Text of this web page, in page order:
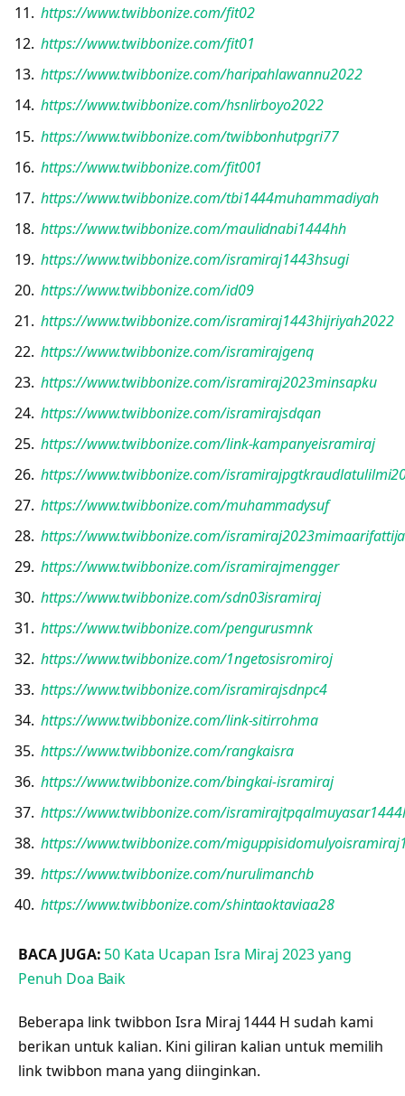
https://www.twibbonize.com/fit02
https://www.twibbonize.com/fit01
https://www.twibbonize.com/haripahlawannu2022
https://www.twibbonize.com/hsnlirboyo2022
https://www.twibbonize.com/twibbonhutpgri77
https://www.twibbonize.com/fit001
https://www.twibbonize.com/tbi1444muhammadiyah
https://www.twibbonize.com/maulidnabi1444hh
https://www.twibbonize.com/isramiraj1443hsugi
https://www.twibbonize.com/id09
https://www.twibbonize.com/isramiraj1443hijriyah2022
https://www.twibbonize.com/isramirajgenq
https://www.twibbonize.com/isramiraj2023minsapku
https://www.twibbonize.com/isramirajsdqan
https://www.twibbonize.com/link-kampanyeisramiraj
https://www.twibbonize.com/
https://www.twibbonize.com/muhammadysuf
https://www.twibbonize.com/
https://www.twibbonize.com/isramirajmengger
https://www.twibbonize.com/sdn03isramiraj
https://www.twibbonize.com/pengurusmnk
https://www.twibbonize.com/1ngetosisromiroj
https://www.twibbonize.com/isramirajsdnpc4
https://www.twibbonize.com/link-sitirrohma
https://www.twibbonize.com/rangkaisra
https://www.twibbonize.com/bingkai-isramiraj
https://www.twibbonize.com/
https://www.twibbonize.com/
https://www.twibbonize.com/nurulimanchb
https://www.twibbonize.com/shintaoktaviaa28
BACA JUGA: 50 Kata Ucapan Isra Miraj 2023 yang
Penuh Doa Baik
Beberapa link twibbon Isra Miraj 1444 H sudah kami
berikan untuk kalian. Kini giliran kalian untuk memilih
link twibbon mana yang diinginkan.